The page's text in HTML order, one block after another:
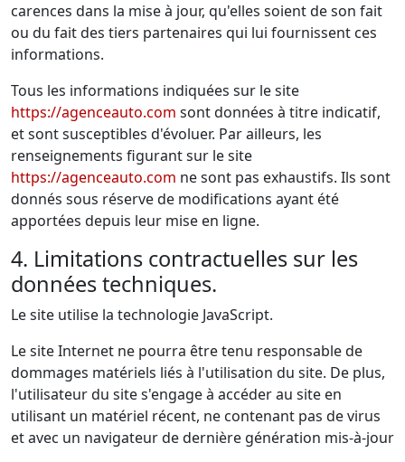
carences dans la mise à jour, qu'elles soient de son fait
ou du fait des tiers partenaires qui lui fournissent ces
informations.
Tous les informations indiquées sur le site
https://agenceauto.com sont données à titre indicatif,
et sont susceptibles d'évoluer. Par ailleurs, les
renseignements figurant sur le site
https://agenceauto.com ne sont pas exhaustifs. Ils sont
donnés sous réserve de modifications ayant été
apportées depuis leur mise en ligne.
4. Limitations contractuelles sur les
données techniques.
Le site utilise la technologie JavaScript.
Le site Internet ne pourra être tenu responsable de
dommages matériels liés à l'utilisation du site. De plus,
l'utilisateur du site s'engage à accéder au site en
utilisant un matériel récent, ne contenant pas de virus
et avec un navigateur de dernière génération mis-à-jour